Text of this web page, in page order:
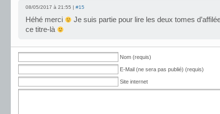
08/05/2017 à 21:55 | #15
Héhé merci
Je suis partie pour lire les deux tomes
ce titre-là
Nom (requis)
E-Mail (ne sera pas publié) (requis)
Site internet